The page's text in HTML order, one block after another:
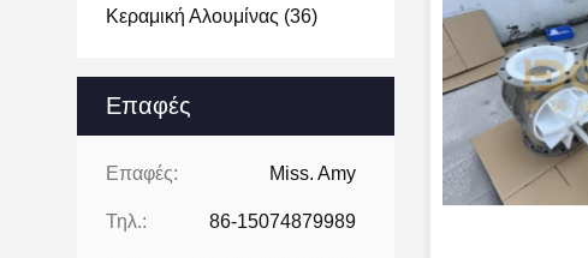
Κεραμική Αλουμίνας (36)
Επαφές
Επαφές: Miss. Amy
Τηλ.: 86-15074879989